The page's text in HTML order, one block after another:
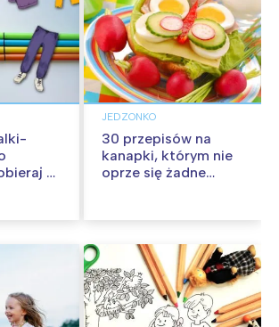
za
JEDZONKO
30 przepisów na
kanapki, którym nie
oprze się żadne